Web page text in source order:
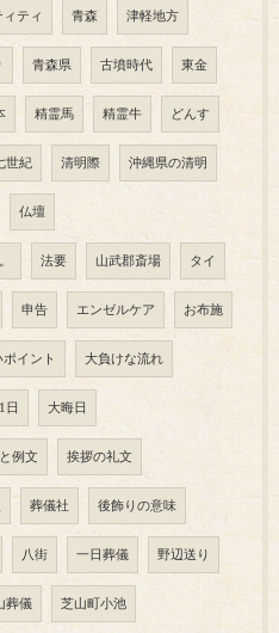
ィティ 青森 津軽地方
青森県 古墳時代 東金
精霊馬 精霊牛 どんす
世紀 清明際 沖縄県の清明
仏壇
法要 山武郡斎場 タイ
申告 エンゼルケア お布施
イント 大負けな流れ
日 大晦日
例文 挨拶の礼文
葬儀社 後飾りの意味
八街 一日葬儀 野辺送り
葬儀 芝山町小池